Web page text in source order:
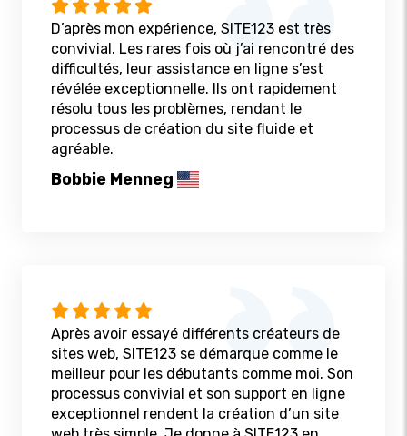
D’après mon expérience, SITE123 est très
convivial. Les rares fois où j’ai rencontré des
difficultés, leur assistance en ligne s’est
révélée exceptionnelle. Ils ont rapidement
résolu tous les problèmes, rendant le
processus de création du site fluide et
agréable.
Bobbie Menneg
Après avoir essayé différents créateurs de
sites web, SITE123 se démarque comme le
meilleur pour les débutants comme moi. Son
processus convivial et son support en ligne
exceptionnel rendent la création d’un site